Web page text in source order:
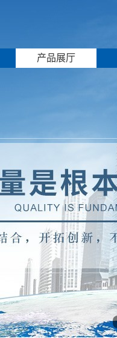
产品展厅